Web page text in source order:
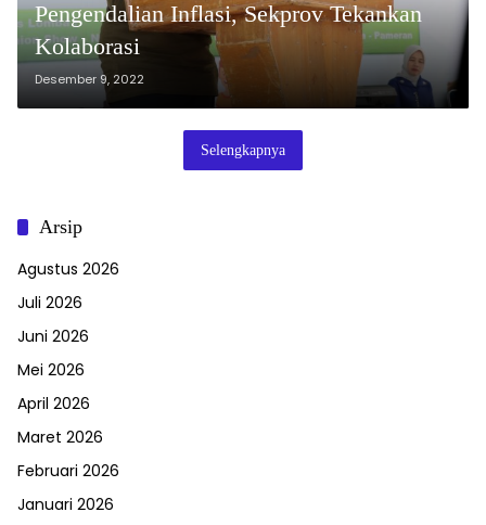
Pengendalian Inflasi, Sekprov Tekankan
Kolaborasi
Desember 9, 2022
Selengkapnya
Arsip
Agustus 2026
Juli 2026
Juni 2026
Mei 2026
April 2026
Maret 2026
Februari 2026
Januari 2026